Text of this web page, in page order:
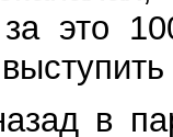
за это
в